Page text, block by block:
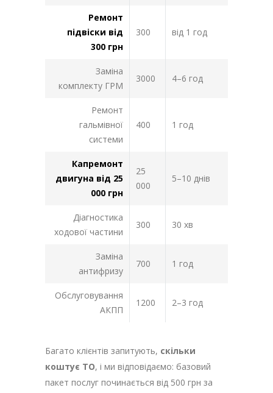
Ремонт
підвіски від
300 грн
300 від 1 год
Заміна
комплекту ГРМ
3000 4–6 год
Ремонт
гальмівної
системи
400 1 год
Капремонт
двигуна від 25
000 грн
25
000
5–10 днів
Діагностика
ходової частини
300 30 хв
Заміна
антифризу
700 1 год
Обслуговування
АКПП
1200 2–3 год
Багато клієнтів запитують, скільки
коштує ТО, і ми відповідаємо: базовий
пакет послуг починається від 500 грн за